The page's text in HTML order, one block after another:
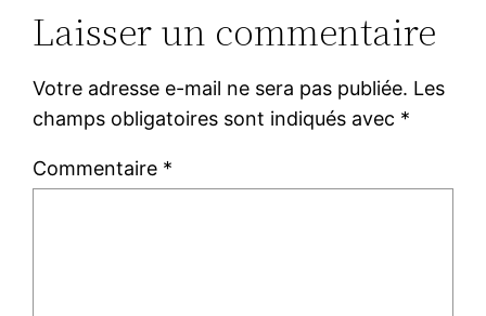
Laisser un commentaire
Votre adresse e-mail ne sera pas publiée. Les
champs obligatoires sont indiqués avec *
Commentaire *